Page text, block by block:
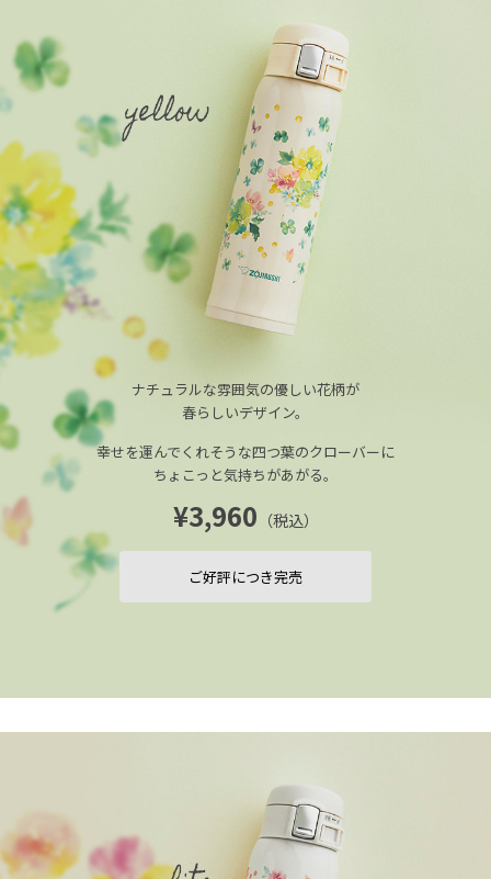
ナチュラルな雰囲気の優しい花柄が
春らしいデザイン。
幸せを運んでくれそうな四つ葉のクローバーに
ちょこっと気持ちがあがる。
¥3,960 （税込）
ご好評につき完売